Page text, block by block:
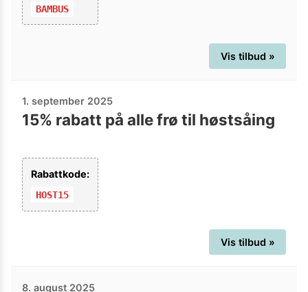
BAMBUS
Vis tilbud »
1. september 2025
15% rabatt på alle frø til høstsåing
Rabattkode:
HOST15
Vis tilbud »
8. august 2025